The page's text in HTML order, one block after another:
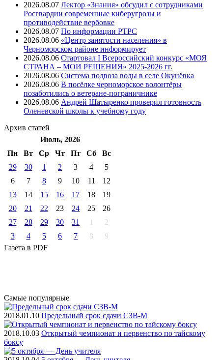
2026.08.07 Лектор «Знания» обсудил с сотрудниками
Росгвардии современные киберугрозы и
противодействие вербовке
2026.08.07 ⁠По информации РТРС
2026.08.06 «Центр занятости населения» в
Черноморском районе информирует
2026.08.06 Стартовал I Всероссийский конкурс «МОЯ
СТРАНА – МОИ РЕШЕНИЯ» 2025-2026 гг.
2026.08.06 Система подвоза воды в селе Окунёвка
2026.08.06 В посёлке черноморское волонтёры
позаботились о ветеране-пограничнике
2026.08.06 Андрей Шатыренко проверил готовность
Оленевской школы к учебному году
Архив статей
Июль, 2026
Пн
Вт Ср Чт Пт Cб
Вс
29
30 1 2 3 4
5
6
7 8 9 10 11
12
13
14 15 16 17 18
19
20
21 22 23 24 25
26
27
28 29 30 31 1
2
3
4 5 6 7 8
9
Газета в PDF
Самые популярные
2018.01.10 Предельный срок сдачи СЗВ-М
2018.10.03 Открытый чемпионат и первенство по тайскому
боксу